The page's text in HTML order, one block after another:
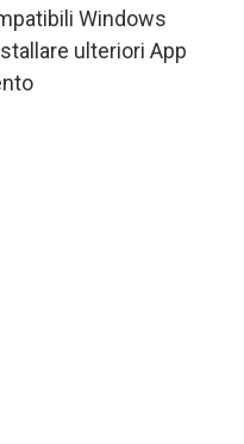
Windows
ulteriori App